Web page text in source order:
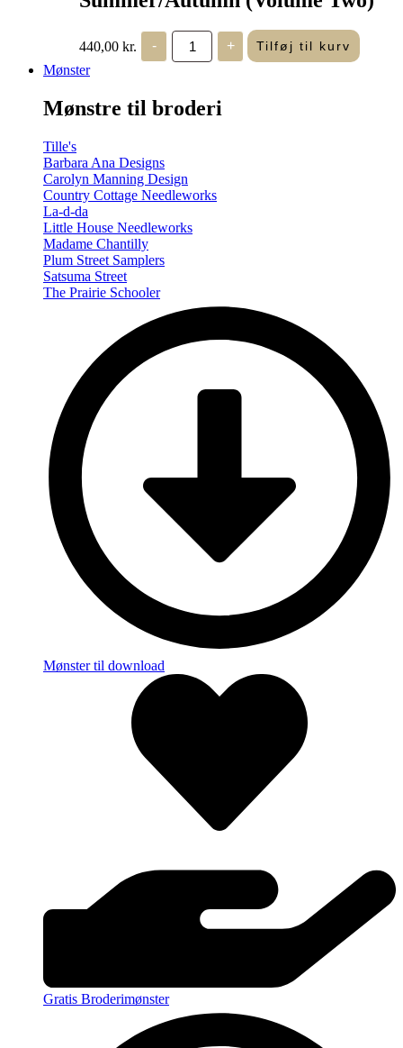
440,00 kr. -
Life
Seasons
(Volume
+ Tilføj til kurv
Mønster
Mønstre til broderi
Tille's
Barbara Ana Designs
Carolyn Manning Design
Country Cottage Needleworks
La-d-da
Little House Needleworks
Madame Chantilly
Plum Street Samplers
Satsuma Street
The Prairie Schooler
Mønster til download
Gratis Broderimønster